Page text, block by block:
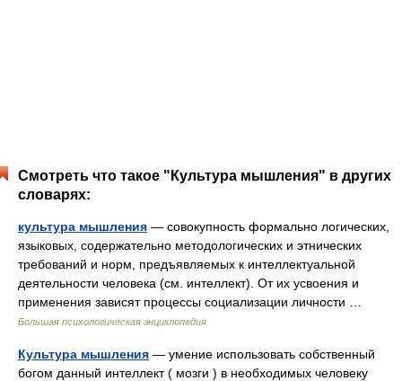
Смотреть что такое "Культура мышления" в других
словарях:
культура мышления — совокупность формально логических,
языковых, содержательно методологических и этнических
требований и норм, предъявляемых к интеллектуальной
деятельности человека (см. интеллект). От их усвоения и
применения зависят процессы социализации личности …
Большая психологическая энциклопедия
Культура мышления — умение использовать собственный
богом данный интеллект ( мозги ) в необходимых человеку